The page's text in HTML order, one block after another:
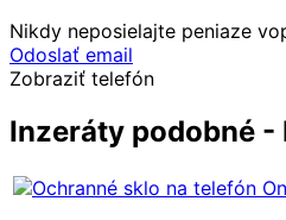
Nikdy neposielajte peniaze
Odoslať email
Zobraziť telefón
Inzeráty podobné